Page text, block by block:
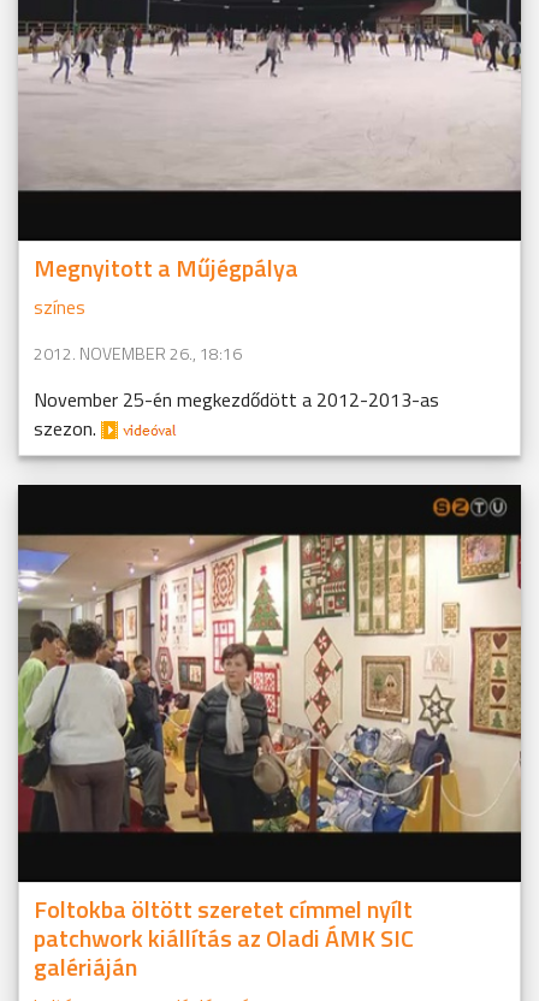
Megnyitott a Műjégpálya
színes
2012. NOVEMBER 26., 18:16
November 25-én megkezdődött a 2012-2013-as
szezon.
Foltokba öltött szeretet címmel nyílt
patchwork kiállítás az Oladi ÁMK SIC
galériáján